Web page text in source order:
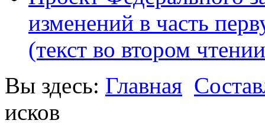
изменений в часть
(текст во втором
Вы здесь: Главная
исков